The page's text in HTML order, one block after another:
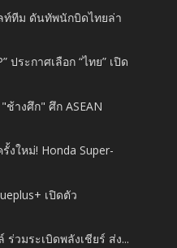
ทีม ดันทัพนักบิดไทยล่า
ประกาศเลือก “ไทย” เปิด
างศึก" ศึก ASEAN
งใหม่! Honda Super-
เปิดตัว
วมระเบิดพลังเชียร์ ส่ง...